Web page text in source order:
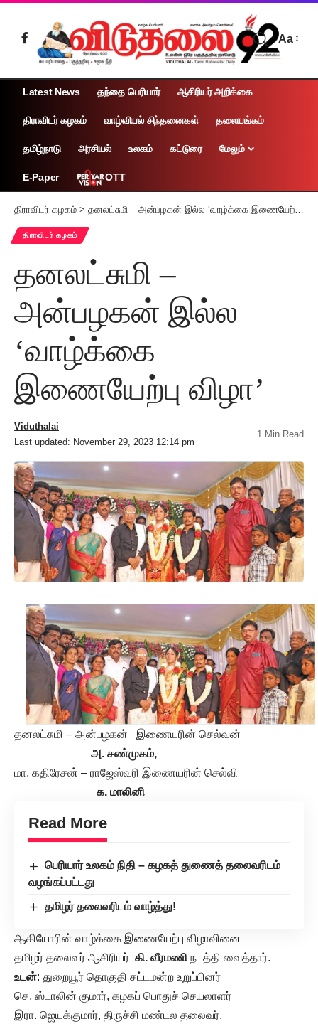
Aa
Latest News தந்தை பெரியார் ஆசிரியர் அறிக்கை
திராவிடர் கழகம் வாழ்வியல் சிந்தனைகள் தலையங்கம்
தமிழ்நாடு அரசியல் உலகம் கட்டுரை மேலும்
E-Paper OTT
திராவிடர் கழகம் > தனலட்சுமி – அன்பழகன் இல்ல ‘வாழ்க்கை இணையேற்பு விழா’
திராவிடர் கழகம்
தனலட்சுமி –
அன்பழகன் இல்ல
‘வாழ்க்கை
இணையேற்பு விழா’
Last updated: November 29, 2023 12:14 pm
Viduthalai
1 Min Read
தனலட்சுமி – அன்பழகன் இணையரின் செல்வன்
அ. சண்முகம்,
மா. கதிரேசன் – ராஜேஸ்வரி இணையரின் செல்வி
க. மாலினி
Read More
பெரியார் உலகம் நிதி – கழகத் துணைத் தலைவரிடம்
வழங்கப்பட்டது
தமிழர் தலைவரிடம் வாழ்த்து!
ஆகியோரின் வாழ்க்கை இணையேற்பு விழாவினை
தமிழர் தலைவர் ஆசிரியர் கி. வீரமணி நடத்தி வைத்தார்.
உடன்: துறையூர் தொகுதி சட்டமன்ற உறுப்பினர்
செ. ஸ்டாலின் குமார், கழகப் பொதுச் செயலாளர்
இரா. ஜெயக்குமார், திருச்சி மண்டல தலைவர்,